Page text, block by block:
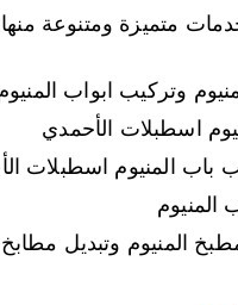
متميزة ومتنوعة
وتركيب ابواب
اسطبلات الأحمدي
باب المنيوم اسطبلات
المنيوم
المنيوم وتبديل مطابخ